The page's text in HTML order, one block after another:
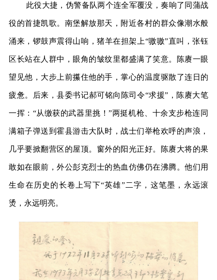
此役大捷，伪警备队两个连全军覆没，奏响了同蒲战
役的首捷凯歌。南堡解放那天，附近各村的群众像潮水般
涌来，锣鼓声震得山响，猪羊在担架上“嗷嗷”直叫，张钰
区长站在人群中，眼角的皱纹里都盛满了笑意。陈赓一眼
望见他，大步上前攥住他的手，掌心的温度驱散了连日的
疲惫。后来，县委书记郝可铭向陈司令“求援”，陈赓大笔
一挥：“从缴获的武器里挑！”两挺机枪、十余支步枪连同
满箱子弹送到霍县游击大队时，战士们举枪欢呼的声浪，
几乎要掀翻营区的屋顶。窗外的阳光正好。陈赓大将的果
敢如在眼前，外公彭克烈士的热血仿佛仍在沸腾。他们用
生命在历史的长卷上写下“英雄”二字，这笔墨，永远滚
烫，永远明亮。